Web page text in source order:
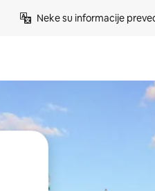
Neke su informacije